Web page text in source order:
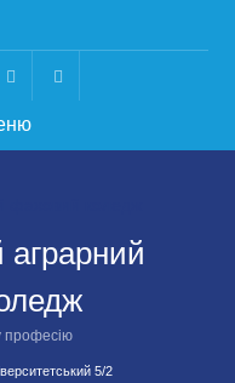
Youtube
професію
5/2